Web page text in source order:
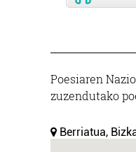
Poesiaren
zuzendutako
Berriatua,